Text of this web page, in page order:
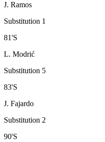
J. Ramos
Substitution 1
81'S
L. Modrić
Substitution 5
83'S
J. Fajardo
Substitution 2
90'S